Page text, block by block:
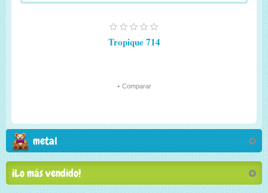
Tropique 714
+ Comparar
metal
¡Lo más vendido!